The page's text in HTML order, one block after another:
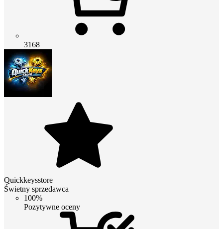
3168
Quickkeysstore
Świetny sprzedawca
100%
Pozytywne oceny